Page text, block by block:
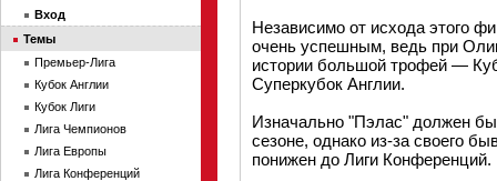
Независимо от исхода этого
очень успешным, ведь при
истории большой трофей —
Суперкубок Англии.
Изначально "Пэлас" должен
сезоне, однако из-за своего
понижен до Лиги Конференций.
Вход
Темы
Премьер-Лига
Кубок Англии
Кубок Лиги
Лига Чемпионов
Лига Европы
Лига Конференций